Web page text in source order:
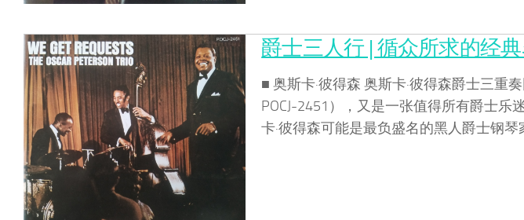
爵士三人行 | 循众所求的经
■ 奥斯卡·彼得森 奥斯卡·彼得森爵士三重
POCJ-2451），又是一张值得所有爵士
卡·彼得森可能是最负盛名的黑人爵士钢